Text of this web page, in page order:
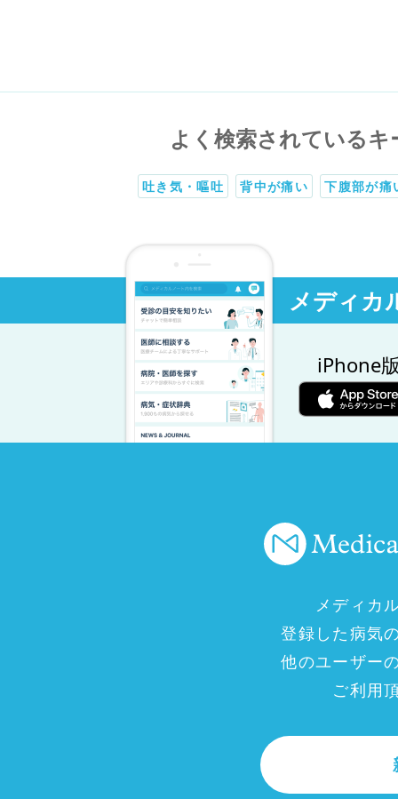
よく検索されているキ
吐き気・嘔吐 背中が痛い 下腹部が痛
メディカ
iPhone
メディカ
登録した病気
他のユーザー
ご利用